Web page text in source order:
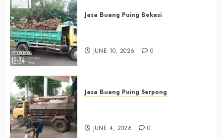
Jasa Buang Puing Bekasi
JUNE 10, 2026 0
Jasa Buang Puing Serpong
JUNE 4, 2026 0